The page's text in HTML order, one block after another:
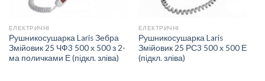
ЕЛЕКТРИЧНІ
Рушникосушарка Laris Зебра
Змійовик 25 ЧФ3 500 х 500 з 2-
ма поличками Е (підкл. зліва)
ЕЛЕКТРИЧНІ
Рушникосушарка Laris
Змійовик 25 РС3 500 х 500 Е
(підкл. зліва)